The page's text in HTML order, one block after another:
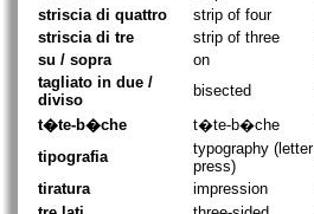
striscia di quattro
strip of four
striscia di tre
strip of three
su / sopra
on
tagliato in due /
diviso
bisected
t�te-b�che
t�te-b�che
tipografia
typography (letter
press)
tiratura
impression